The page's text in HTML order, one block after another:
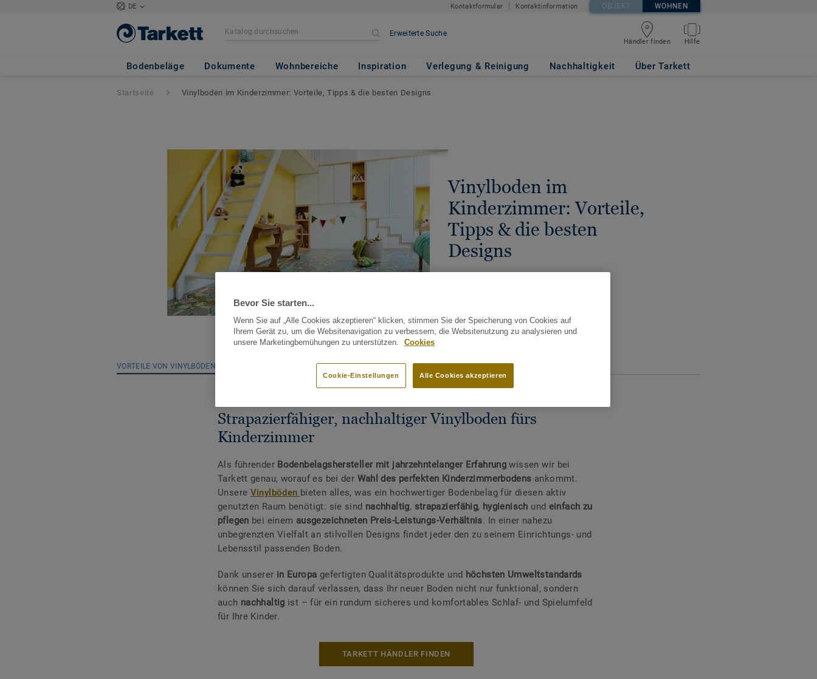
DE Kontaktformular Kontaktinformation OBJEKT WOHNEN
Erweiterte Suche
Händler finden Hilfe
Bodenbeläge Dokumente Wohnbereiche Inspiration Verlegung & Reinigung Nachhaltigkeit Über Tarkett
Startseite Vinylboden im Kinderzimmer: Vorteile, Tipps & die besten Designs
Vinylboden im
Kinderzimmer: Vorteile,
Tipps & die besten
Designs
VORTEILE VON VINYLBÖDEN HÄNDLER RAUMPLANER IMPRESSIONEN
Strapazierfähiger, nachhaltiger Vinylboden fürs
Kinderzimmer
Als führender Bodenbelagshersteller mit jahrzehntelanger Erfahrung wissen wir bei
Tarkett genau, worauf es bei der Wahl des perfekten Kinderzimmerbodens ankommt.
Unsere Vinylböden bieten alles, was ein hochwertiger Bodenbelag für diesen aktiv
genutzten Raum benötigt: sie sind nachhaltig, strapazierfähig, hygienisch und einfach zu
pflegen bei einem ausgezeichneten Preis-Leistungs-Verhältnis. In einer nahezu
unbegrenzten Vielfalt an stilvollen Designs findet jeder den zu seinem Einrichtungs- und
Lebensstil passenden Boden.
Dank unserer in Europa gefertigten Qualitätsprodukte und höchsten Umweltstandards
können Sie sich darauf verlassen, dass Ihr neuer Boden nicht nur funktional, sondern
auch nachhaltig ist – für ein rundum sicheres und komfortables Schlaf- und Spielumfeld
für Ihre Kinder.
TARKETT HÄNDLER FINDEN
Bevor Sie starten...
Wenn Sie auf „Alle Cookies akzeptieren“ klicken, stimmen Sie der Speicherung von Cookies auf
Ihrem Gerät zu, um die Websitenavigation zu verbessern, die Websitenutzung zu analysieren und
unsere Marketingbemühungen zu unterstützen.
Cookies
Alle Cookies akzeptieren
Cookie-Einstellungen